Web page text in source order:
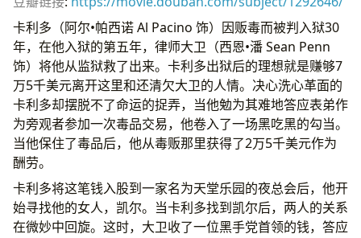
卡利多（阿尔•帕西诺 Al Pacino 饰）因贩毒而被判入狱30
年，在他入狱的第五年，律师大卫（西恩•潘 Sean Penn
饰）将他从监狱救了出来。卡利多出狱后的理想就是赚够7
万5千美元离开这里和还清欠大卫的人情。决心洗心革面的
卡利多却摆脱不了命运的捉弄，当他勉为其难地答应表弟作
为旁观者参加一次毒品交易，他卷入了一场黑吃黑的勾当。
当他保住了毒品后，他从毒贩那里获得了2万5千美元作为
酬劳。
卡利多将这笔钱入股到一家名为天堂乐园的夜总会后，他开
始寻找他的女人，凯尔。当卡利多找到凯尔后，两人的关系
在微妙中回旋。这时，大卫收了一位黑手党首领的钱，答应